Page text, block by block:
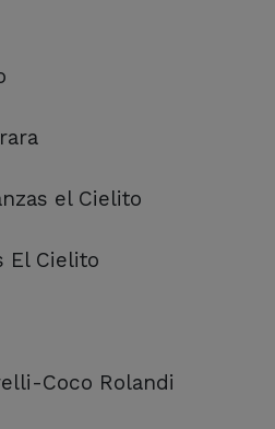
el Cielito
El Cielito
Coco Rolandi